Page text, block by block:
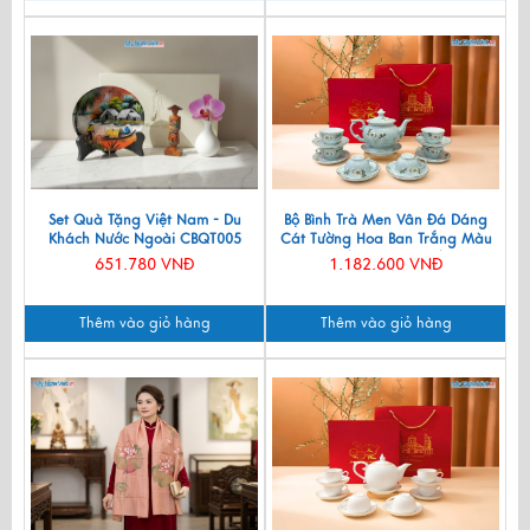
Set Quà Tặng Việt Nam - Du
Khách Nước Ngoài CBQT005
651.780 VNĐ
Thêm vào giỏ hàng
Bộ Bình Trà Men Vân Đá Dáng
Cát Tường Hoa Ban Trắng Màu
Xanh Lam VBT12/8
1.182.600 VNĐ
Thêm vào giỏ hàng